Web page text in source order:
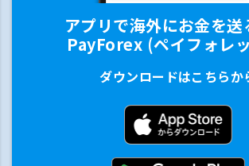
アプリで海外にお金を送
PayForex (ペイフォレ
ダウンロードはこちらか